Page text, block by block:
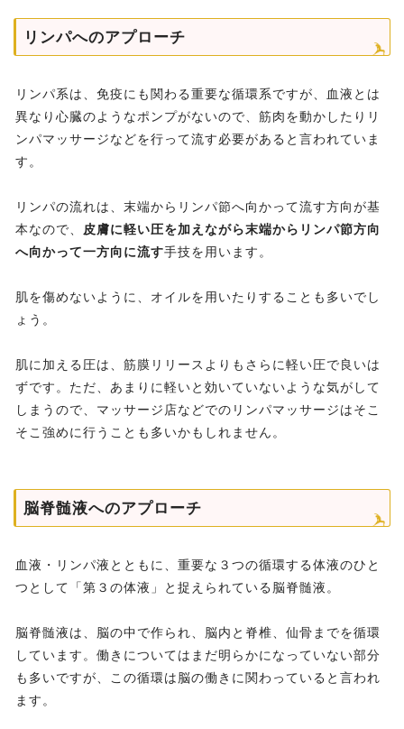
リンパへのアプローチ
リンパ系は、免疫にも関わる重要な循環系ですが、血液とは
異なり心臓のようなポンプがないので、筋肉を動かしたりリ
ンパマッサージなどを行って流す必要があると言われていま
す。
リンパの流れは、末端からリンパ節へ向かって流す方向が基
本なので、
皮膚に軽い圧を加えながら末端からリンパ節方向
へ向かって一方向に流す手技を用います。
肌を傷めないように、オイルを用いたりすることも多いでし
ょう。
肌に加える圧は、筋膜リリースよりもさらに軽い圧で良いは
ずです。ただ、あまりに軽いと効いていないような気がして
しまうので、マッサージ店などでのリンパマッサージはそこ
そこ強めに行うことも多いかもしれません。
脳脊髄液へのアプローチ
血液・リンパ液とともに、重要な３つの循環する体液のひと
つとして「第３の体液」と捉えられている脳脊髄液。
脳脊髄液は、脳の中で作られ、脳内と脊椎、仙骨までを循環
しています。働きについてはまだ明らかになっていない部分
も多いですが、この循環は脳の働きに関わっていると言われ
ます。